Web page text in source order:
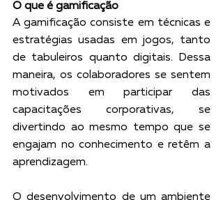
O que é gamificação
A gamificação consiste em técnicas e
estratégias usadas em jogos, tanto
de tabuleiros quanto digitais. Dessa
maneira, os colaboradores se sentem
motivados em participar das
capacitações corporativas, se
divertindo ao mesmo tempo que se
engajam no conhecimento e retêm a
aprendizagem.
O desenvolvimento de um ambiente